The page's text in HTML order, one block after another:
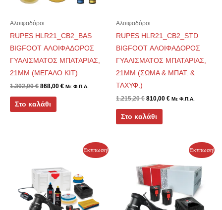
Αλοιφαδόροι
RUPES HLR21_CB2_BAS
BIGFOOT ΑΛΟΙΦΑΔΟΡΟΣ
ΓΥΑΛΙΣΜΑΤΟΣ ΜΠΑΤΑΡΙΑΣ,
21MM (ΜΕΓΑΛΟ ΚΙΤ)
1.302,00€ 868,00 € Με Φ.Π.Α.
Στο καλάθι
Αλοιφαδόροι
RUPES HLR21_CB2_STD
BIGFOOT ΑΛΟΙΦΑΔΟΡΟΣ
ΓΥΑΛΙΣΜΑΤΟΣ ΜΠΑΤΑΡΙΑΣ,
21MM (ΣΩΜΑ & ΜΠΑΤ. &
ΤΑΧΥΦ.)
1.215,20€ 810,00 € Με Φ.Π.Α.
Στο καλάθι
Έκπτωση!
1.283,40 €.
τρέχουσα
είναι:
860,00 €.
Έκπτωση!
was:
868,00 €.
τρέχουσα
τιμή
είναι:
580,00 €.